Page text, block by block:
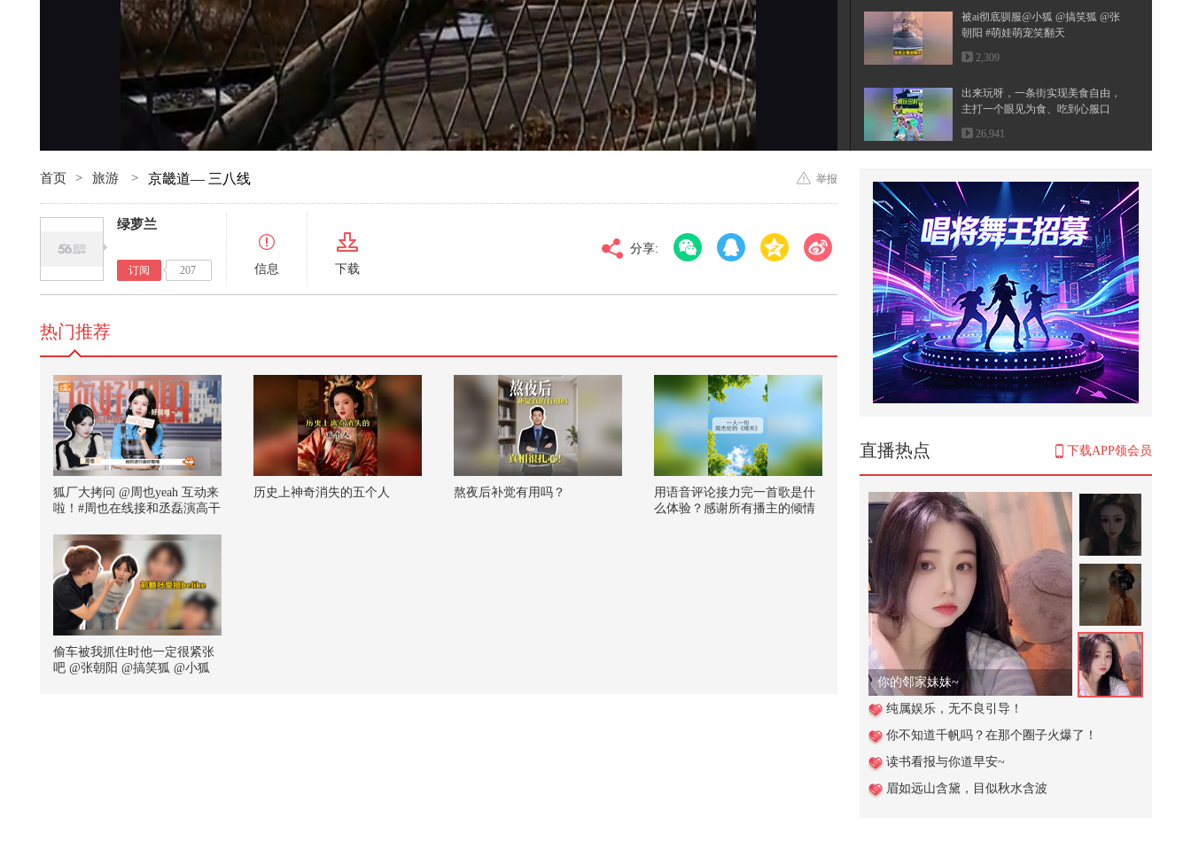
标清 倍速
对比度 100
被ai彻底驯服@小狐 @搞笑狐 @张
朝阳 #萌娃萌宠笑翻天
2,309
出来玩呀，一条街实现美食自由，
主打一个眼见为食、吃到心服口
服，...
26,941
y 互动来啦！#白鹿展示唐宫OST
转...
1,204
这放学后到底废不废妈？
7,043
八成脑梗本可以预防！别让血管问
题拖垮后半生！#全民健康素养提
升 ...
1,388
#笑花笑草上线ing
英国刚抢劫中企资产，德法轻飘飘
的3个字，就要中国转让关键技术
2,533
有桂
8,551
中俄舰队主力在青岛集结完毕，必
须压一压美日31国的气焰
295
水上闯关捡到手机，做好事也太累
@...
613
长沙路演赛冠军组 | 全程高燃夯爆
啦！“考研team”组带来《Hands u...
首页 > 旅游 > 京畿道— 三八线 举报
绿萝兰
订阅 207 信息 下载
分享:
直播热点 下载APP领会员
你的邻家妹妹~
纯属娱乐，无不良引导！
你不知道千帆吗？在那个圈子火爆了！
读书看报与你道早安~
眉如远山含黛，目似秋水含波
热门推荐
狐厂大拷问 ️@周也yeah 互动来
啦！️#周也在线接和丞磊演高干
曲，她说有看到说丞磊很适配
高干文男主的梗，在线接和磊
子演个高干文，谁来安排下#你
好1983 #@饭饭小朋友 @航航
儿 @嘿凤梨like @铁砣妹妹
历史上神奇消失的五个人 熬夜后补觉有用吗？
用语音评论接力完一首歌是什
么体验？感谢所有播主的倾情
偷车被我抓住时他一定很紧张
吧 @张朝阳 @搞笑狐 @小狐